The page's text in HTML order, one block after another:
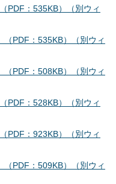
PDF：535KB）（別ウィ
PDF：535KB）（別ウィ
PDF：508KB）（別ウィ
PDF：528KB）（別ウィ
PDF：923KB）（別ウィ
PDF：509KB）（別ウィ